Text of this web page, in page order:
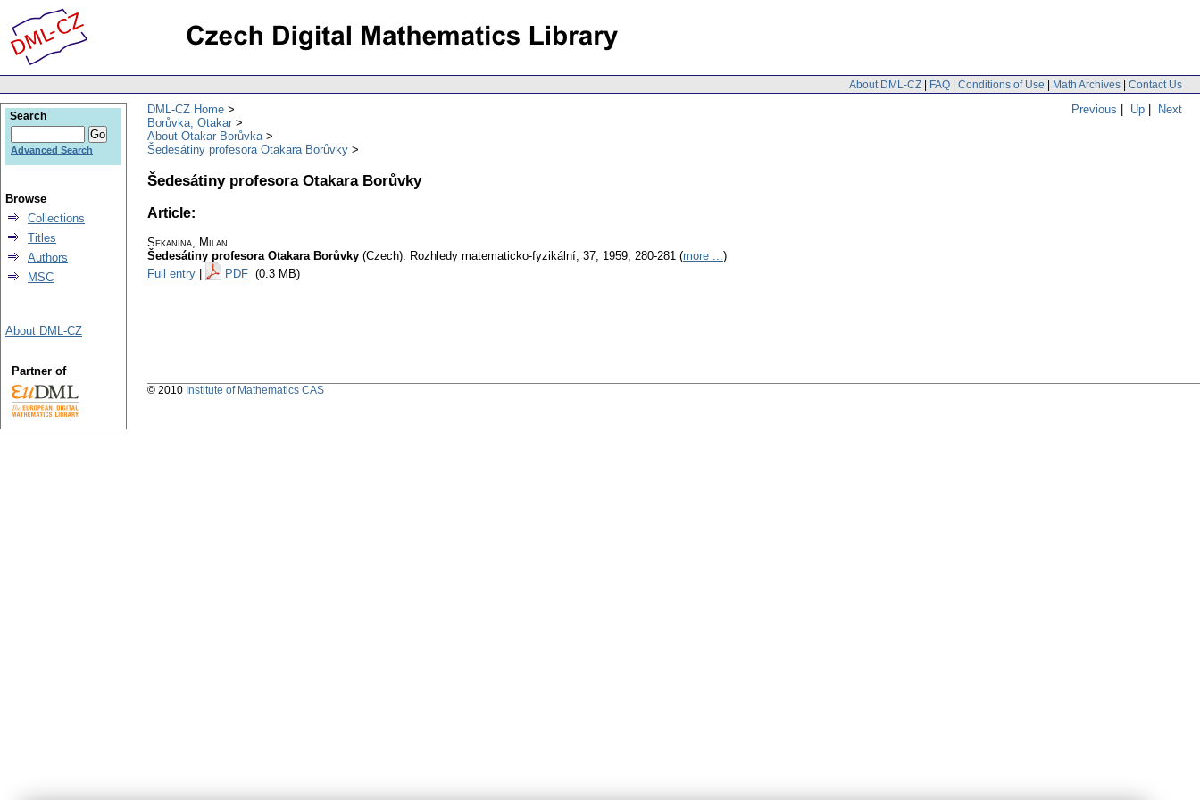
About DML-CZ | FAQ | Conditions of Use | Math Archives | Contact Us
Previous | Up | Next
DML-CZ Home
Borůvka, Otakar
About Otakar Borůvka
Šedesátiny profesora Otakara Borůvky
Šedesátiny profesora Otakara Borůvky
Article:
Sekanina, Milan
Šedesátiny profesora Otakara Borůvky (Czech). Rozhledy matematicko-fyzikální, 37, 1959, 280-281 (more ...)
Full entry
PDF (0.3 MB)
Search
Advanced Search
Browse
Collections
Titles
Authors
MSC
About DML-CZ
Partner of
© 2010 Institute of Mathematics CAS